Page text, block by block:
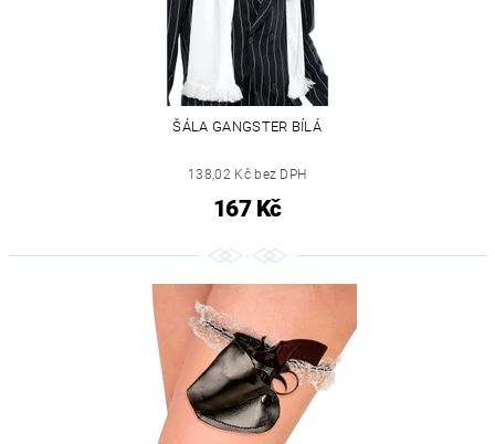
ŠÁLA GANGSTER BÍLÁ
138,02 Kč bez DPH
167 Kč